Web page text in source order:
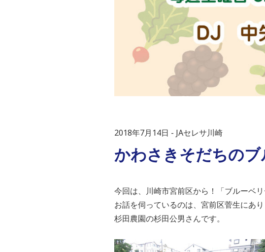
2018年7月14日 JAセレサ川崎
かわさきそだちの
今回は、川崎市宮前区から！「ブルーベリ
お話を伺っているのは、宮前区菅生にあり
杉田農園の杉田公男さんです。